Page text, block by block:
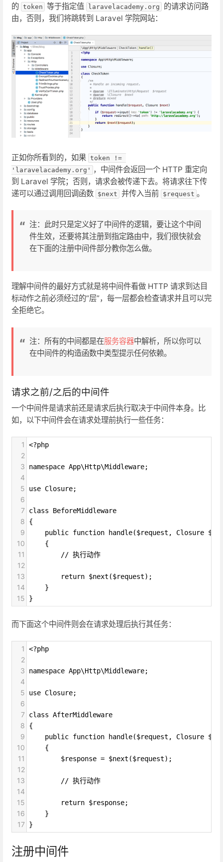
的 token 等于指定值 laravelacademy.org
的请求访问路
由，否则，我们将跳转到 Laravel 学院网站：
正如你所看到的，如果 token !=
'laravelacademy.org' ，中间件会返回一个 HTTP 重定向
到 Laravel 学院；否则，请求会被传递下去。将请求往下传
递可以通过调用回调函数 $next 并传入当前 $request 。
注：此时只是定义好了中间件的逻辑，要让这个中间
件生效，还要将其注册到指定路由中，我们很快就会
在下面的注册中间件部分教你怎么做。
理解中间件的最好方式就是将中间件看做 HTTP 请求到达目
标动作之前必须经过的“层”，每一层都会检查请求并且可以完
全拒绝它。
注：所有的中间都是在服务容器中解析，所以你可以
在中间件的构造函数中类型提示任何依赖。
请求之前/之后的中间件
一个中间件是请求前还是请求后执行取决于中间件本身。比
如，以下中间件会在请求处理前执行一些任务：
1 <?php
2
3
namespace App\Http\Middleware;
4
5
use Closure;
6
7
class BeforeMiddleware
8 {
9
public function handle($request, Closure
10
    {
11
        // 执行动作
12
13
        return $next($request);
14
    }
15 }
而下面这个中间件则会在请求处理后执行其任务：
1 <?php
2
3
namespace App\Http\Middleware;
4
5
use Closure;
6
7
class AfterMiddleware
8 {
9
public function handle($request, Closure
10
    {
11
        $response = $next($request);
12
13
        // 执行动作
14
15
        return $response;
16
    }
17 }
注册中间件